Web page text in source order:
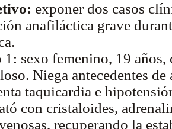
exponer dos casos
anafiláctica grave
1: sexo femenino, 19
Niega antecedentes
taquicardia e
con cristaloides,
recuperando la